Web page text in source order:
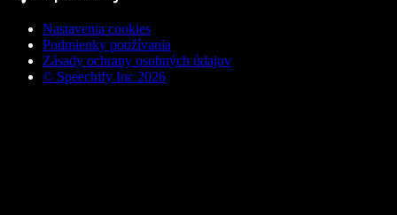
Nastavenia cookies
Podmienky používania
Zásady ochrany osobných údajov
© Speechify Inc 2026